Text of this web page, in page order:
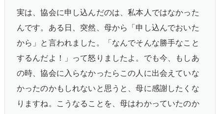
実は、協会に申し込んだのは、私本人ではなかった
んです。ある日、突然、母から「申し込んでおいた
から」と言われました。「なんでそんな勝手なこと
するんだよ！」って怒りましたよ。でも今、もしあ
の時、協会に入らなかったらこの人に出会えていな
かったのかもしれないと思うと、母に感謝したくな
りますね。こうなることを、母はわかっていたのか